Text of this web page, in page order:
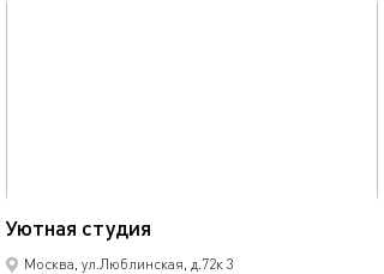
Уютная студия
Москва, ул.Люблинская, д.72к 3